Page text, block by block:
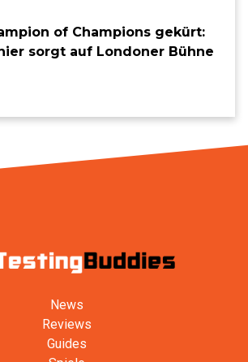
of Champions gekürt:
sorgt auf Londoner Bühne
News
Reviews
Guides